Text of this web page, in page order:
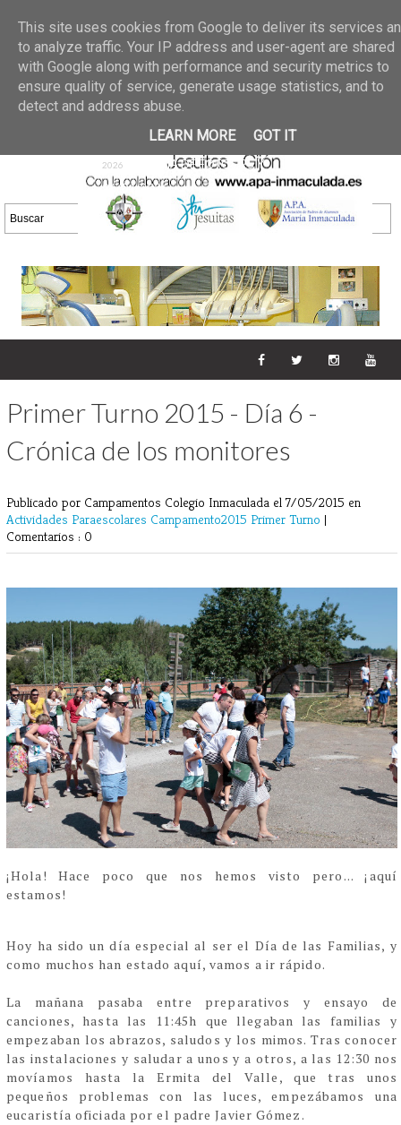
02 jun 2026
GALERIA DE FOTOS
30/05/2026
25 may 2026
GALERIA
DE FOTOS 23/05/2026
20 may
2026
GALERIA DE FOTOS
16/05/2026
DE FOTOS 09/05/2026
28 abr
2026
GALERIA DE FOTOS 25 Y
26/04/2026
Primer Turno 2015 - Día 6 -
Crónica de los monitores
Publicado por Campamentos Colegio Inmaculada el 7/05/2015 en
Actividades Paraescolares Campamento2015 Primer Turno |
Comentarios : 0
¡Hola! Hace poco que nos hemos visto pero... ¡aquí
estamos!
Hoy ha sido un día especial al ser el Día de las Familias, y
como muchos han estado aquí, vamos a ir rápido.
La mañana pasaba entre preparativos y ensayo de
canciones, hasta las 11:45h que llegaban las familias y
empezaban los abrazos, saludos y los mimos. Tras conocer
las instalaciones y saludar a unos y a otros, a las 12:30 nos
movíamos hasta la Ermita del Valle, que tras unos
pequeños problemas con las luces, empezábamos una
eucaristía oficiada por el padre Javier Gómez.
This site uses cookies from Google to deliver its services
to analyze traffic. Your IP address and user-agent are shared
with Google along with performance and security metrics to
ensure quality of service, generate usage statistics, and to
detect and address abuse.
LEARN MORE
GOT IT